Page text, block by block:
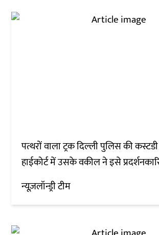
पत्थरों वाला ट्रक दिल्ली पुलिस की
हाईकोर्ट में उसके वकील ने इसे
न्यूज़लॉन्ड्री टीम